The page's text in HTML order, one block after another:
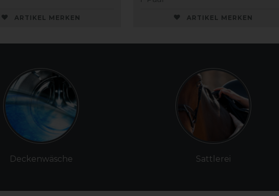
ARTIKEL MERKEN ARTIKEL MERKEN
Deckenwäsche Sattlerei